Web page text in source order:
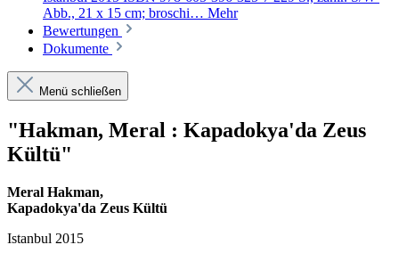
Abb., 21 x 15 cm; broschi… Mehr
Bewertungen
Dokumente
Menü schließen
"Hakman, Meral : Kapadokya'da Zeus
Kültü"
Meral Hakman,
Kapadokya'da Zeus Kültü
Istanbul 2015